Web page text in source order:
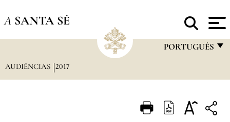
A SANTA SÉ
PORTUGUÊS
ITALIANO
AUDIÊNCIAS 2017